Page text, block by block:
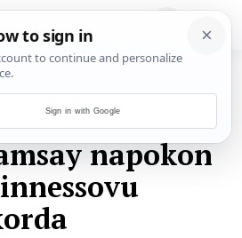
napokon
Sign in with Google